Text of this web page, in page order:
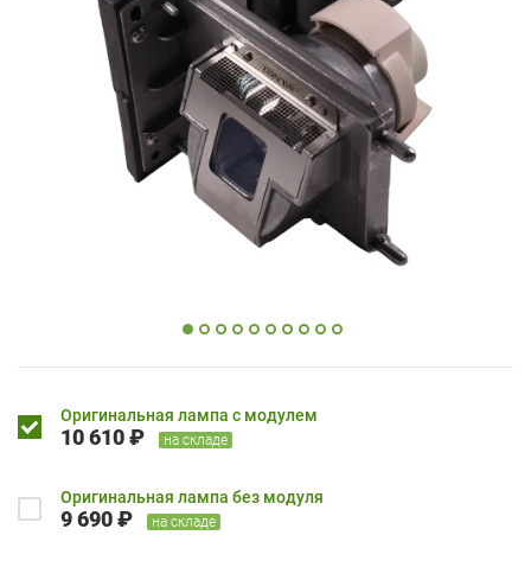
Оригинальная лампа с модулем
10 610 ₽ на складе
Оригинальная лампа без модуля
9 690 ₽ на складе